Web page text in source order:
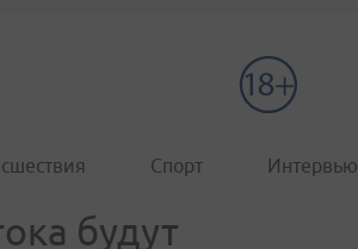
Спорт Интервью
будут